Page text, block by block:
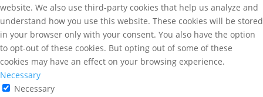
website. We also use third-party cookies that help us analyze and
understand how you use this website. These cookies will be stored
in your browser only with your consent. You also have the option
to opt-out of these cookies. But opting out of some of these
cookies may have an effect on your browsing experience.
Necessary
Necessary